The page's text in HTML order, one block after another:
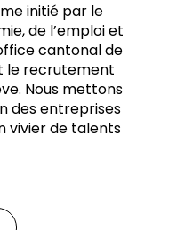
initié par le
de l’emploi et
cantonal de
le recrutement
Nous mettons
des entreprises
vivier de talents